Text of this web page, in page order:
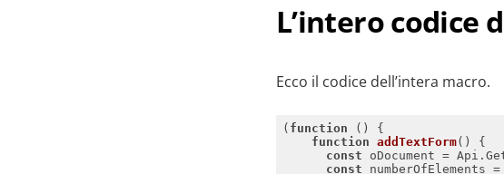
L’intero codice
Ecco il codice dell’intera macro.
( function ( )
function addTextForm( )
const
const